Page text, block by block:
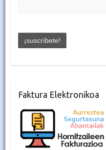
Faktura Elektronikoa